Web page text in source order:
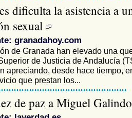
dificulta la asistencia a
sexual
granadahoy.com
de Granada han elevado una
de Justicia de Andalucía
apreciando, desde hace tiempo,
que prestan los...
de paz a Miguel